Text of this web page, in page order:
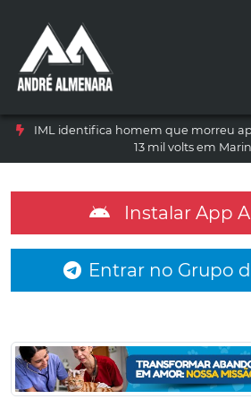
IML identifica homem que morreu
13 mil volts em
Instalar App
Entrar no Grupo